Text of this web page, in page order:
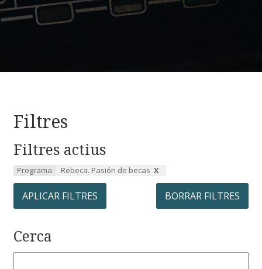
Filtres
Filtres actius
Programa Rebeca. Pasión de becas
APLICAR FILTRES BORRAR FILTRES
Cerca